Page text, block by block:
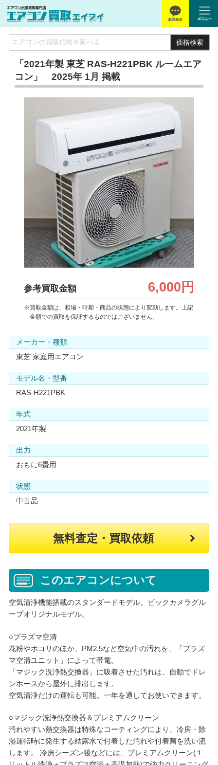
価格検索
「2021年製 東芝 RAS-H221PBK ルームエア
コン」 2025年 1月 掲載
参考買取金額 6,000円
※買取金額は、相場・時期・商品の状態により変動します。上記
金額での買取を保証するものではございません。
メーカー・種類
東芝 家庭用エアコン
モデル名・型番
RAS-H221PBK
年式
2021年製
出力
おもに6畳用
状態
中古品
無料査定・買取依頼
このエアコンについて
空気清浄機能搭載のスタンダードモデル。ビックカメラグル
ープオリジナルモデル。
○プラズマ空清
花粉やホコリのほか、PM2.5など空気中の汚れを、「プラズ
マ空清ユニット」によって帯電。
「マジック洗浄熱交換器」に吸着させた汚れは、自動でドレ
ンホースから屋外に排出します。
空気清浄だけの運転も可能。一年を通してお使いできます。
○マジック洗浄熱交換器＆プレミアムクリーン
汚れやすい熱交換器は特殊なコーティングにより、冷房・除
湿運転時に発生する結露水で付着した汚れや付着菌を洗い流
します。 冷房シーズン後などには、プレミアムクリーン(１